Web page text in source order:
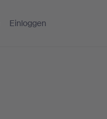
Einloggen